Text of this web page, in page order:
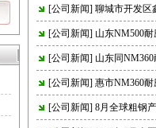
[公司新闻] 聊城市开发区
[公司新闻] 山东NM500耐
[公司新闻] 山东同NM360
[公司新闻] 惠市NM360耐
[公司新闻] 8月全球粗钢